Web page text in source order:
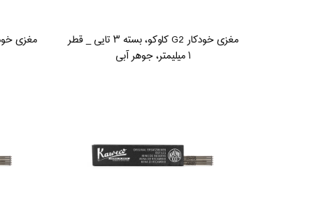
مغزی خودکار G2 کاوکو، بسته ۳ تایی _ قطر
۱ میلیمتر، جوهر آبی